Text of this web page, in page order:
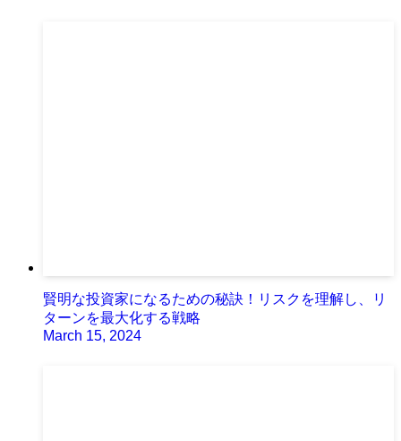
賢明な投資家になるための秘訣！リスクを理解し、リ
ターンを最大化する戦略
March 15, 2024